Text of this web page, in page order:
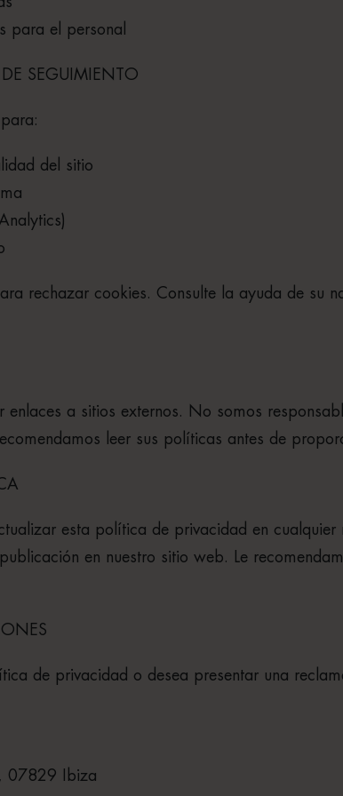
para el personal
SEGUIMIENTO
del sitio
rechazar cookies. Consulte la ayuda de su
enlaces a sitios externos. No somos
leer sus políticas antes de
esta política de privacidad en cualquier
en nuestro sitio web. Le
de privacidad o desea presentar una
07829 Ibiza